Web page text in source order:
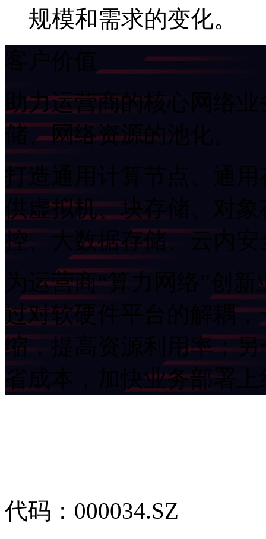
规模和需求的变化。
助力运营商的核心网络业务
储、网络资源的池化。
打造通用计算节点、通
供虚拟机、块存储、对
控、大数据存储、云
为运营商“算力网络”创新
过对软硬件平台的解耦
缩，提高资源利用率；
省成本，加快业务部署
代码：000034.SZ